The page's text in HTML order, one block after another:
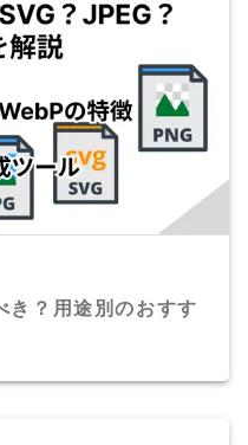
き？用途別のおすす